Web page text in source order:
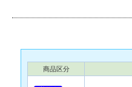
商品区分